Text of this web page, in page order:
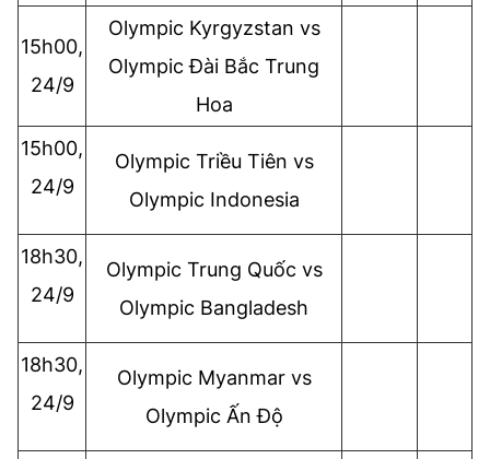
15h00,
24/9
OlympicKyrgyzstan vs
OlympicĐài Bắc Trung
Hoa
15h00,
24/9
OlympicTriều Tiên vs
OlympicIndonesia
18h30,
24/9
OlympicTrung Quốc vs
Olympic Bangladesh
18h30,
24/9
OlympicMyanmar vs
OlympicẤn Độ